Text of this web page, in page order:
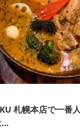
札幌本店で一番人
…